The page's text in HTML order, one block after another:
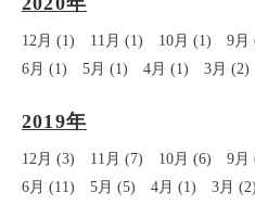
12月 (1) 11月 (1) 10月 (1) 9月
6月 (1)
5月 (1) 4月 (1) 3月 (2)
2019年
12月 (3) 11月 (7) 10月 (6) 9月
6月 (11)
5月 (5) 4月 (1) 3月 (2)